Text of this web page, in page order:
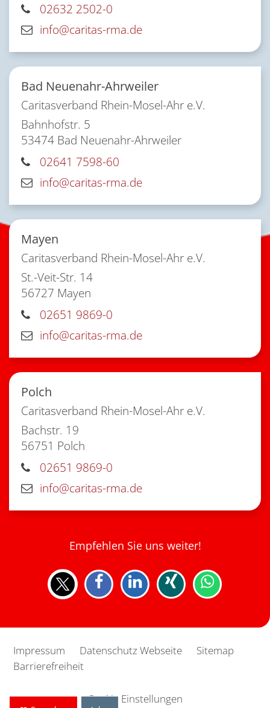
02632 2502-0
info@caritas-rma.de
Bad Neuenahr-Ahrweiler
Caritasverband Rhein-Mosel-Ahr e.V.
Bahnhofstr. 5
53474 Bad Neuenahr-Ahrweiler
02641 7598-60
info@caritas-rma.de
Mayen
Caritasverband Rhein-Mosel-Ahr e.V.
St.-Veit-Str. 14
56727 Mayen
02651 9869-0
info@caritas-rma.de
Polch
Caritasverband Rhein-Mosel-Ahr e.V.
Bachstr. 19
56751 Polch
02651 9869-0
info@caritas-rma.de
Empfehlen Sie uns weiter!
Impressum Datenschutz Webseite
Sitemap
Barrierefreiheit
Cookie Einstellungen